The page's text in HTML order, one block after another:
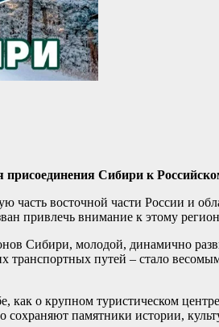
Сибири к
часть восточной части России и
привлечь внимание к этому
Сибири, молодой, динамично
транспортных путей – стало
как о крупном туристическом
сохраняют памятники истории,